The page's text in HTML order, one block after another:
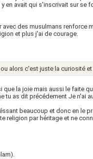
en avait qui s'inscrivait sur se
avec des musulmans renforce
et plus j'ai de courage.
alors c'est juste la curiosité
la joie mais aussi le faite
tu as dit précédement Je n'ai
beaucoup et donc en le
religion par héritage et ne